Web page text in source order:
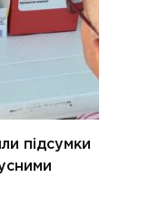
підсумки